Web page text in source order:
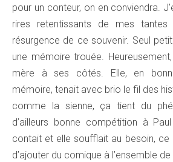
pour un conteur, on en conviendra.
rires retentissants de mes
résurgence de ce souvenir. Seul
une mémoire trouée.
mère à ses côtés. Elle, en
mémoire, tenait avec brio le fil des
comme la sienne, ça tient du
d’ailleurs bonne compétition à
contait et elle soufflait au besoin, ce
d’ajouter du comique à l’ensemble